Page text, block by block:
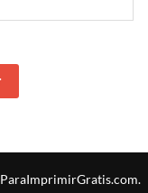
ParaImprimirGratis.com.